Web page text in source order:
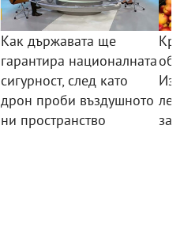
Как държавата ще
гарантира националната
сигурност, след като
дрон проби въздушното
ни пространство